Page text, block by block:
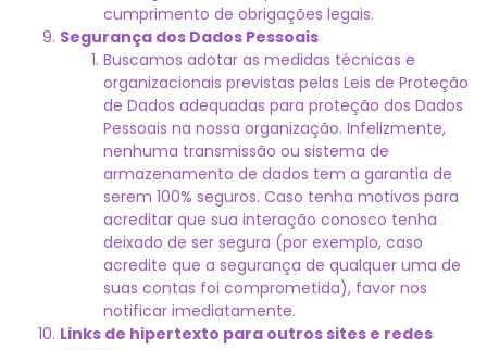
cumprimento de obrigações legais.
Segurança dos Dados Pessoais
Buscamos adotar as medidas técnicas e
organizacionais previstas pelas Leis de Proteção
de Dados adequadas para proteção dos Dados
Pessoais na nossa organização. Infelizmente,
nenhuma transmissão ou sistema de
armazenamento de dados tem a garantia de
serem 100% seguros. Caso tenha motivos para
acreditar que sua interação conosco tenha
deixado de ser segura (por exemplo, caso
acredite que a segurança de qualquer uma de
suas contas foi comprometida), favor nos
notificar imediatamente.
Links de hipertexto para outros sites e redes